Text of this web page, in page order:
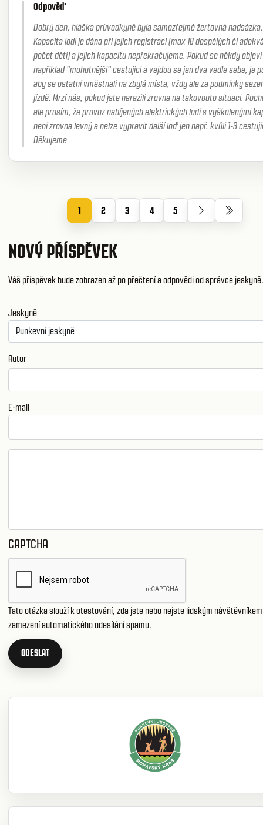
Odpověď
Dobrý den, hláška průvodkyně byla samozřejmě žertovná nadsázka.
Kapacita lodí je dána při jejich registraci (max 18 dospělých či
počet dětí) a jejich kapacitu nepřekračujeme. Pokud se někdy objeví
například "mohutnější" cestující a vejdou se jen dva vedle sebe, je
aby se ostatní vměstnali na zbylá místa, vždy ale za podmínky
jízdě. Mrzí nás, pokud jste narazili zrovna na takovouto situaci.
ale prosím, že provoz nabíjených elektrických lodí s vyškolenými
není zrovna levný a nelze vypravit další loď jen např. kvůli 1-3
Děkujeme
1 2 3 4 5
NOVÝ PŘÍSPĚVEK
Váš příspěvek bude zobrazen až po přečtení a odpovědi od správce
Jeskyně
Autor
E-mail
CAPTCHA
Tato otázka slouží k otestování, zda jste nebo nejste lidským
zamezení automatického odesílání spamu.
ODESLAT